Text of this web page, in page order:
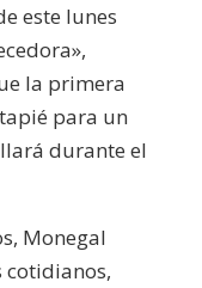
este lunes
la primera
para un
durante el
Monegal
cotidianos,